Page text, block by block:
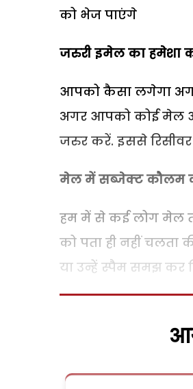
को भेज पाएंगे
जरुरी इमेल का हमेशा
आपको कैसा लगेगा
अगर आपको कोई मेल
जरुर करें. इससे
मेल में सब्जेक्ट कौलम
हम में से कई लोग मेल
को पता ही नहीं चलता
या उन्हें स्पैम समझ कर